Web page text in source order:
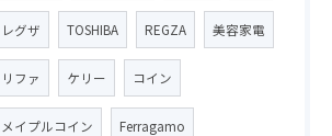
レグザ TOSHIBA REGZA 美容家電
リファ ケリー コイン
メイプルコイン Ferragamo